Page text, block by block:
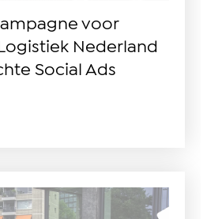
voor
Nederland
Social Ads